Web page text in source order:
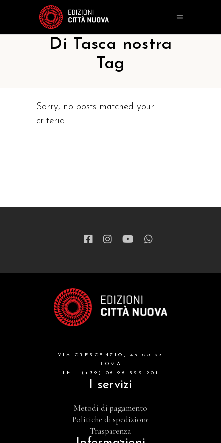
Di Tasca nostra
Tag
Sorry, no posts matched your
criteria.
VIA CRESCENZIO, 43 00193
ROMA
TEL. (+39) 06 96 522 201
I servizi
Metodi di pagamento
Politiche di spedizione
Trasparenza